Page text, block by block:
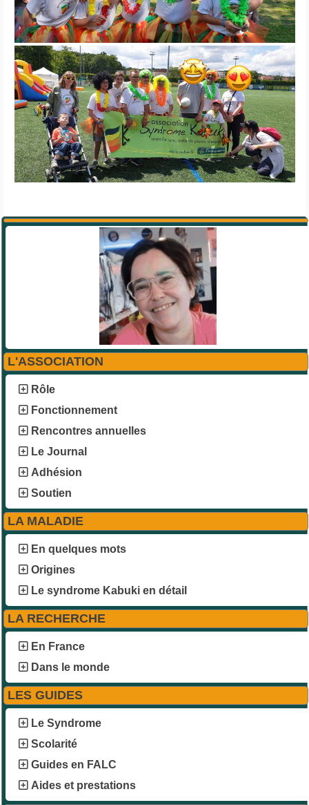
L'ASSOCIATION
Rôle
Fonctionnement
Rencontres annuelles
Le Journal
Adhésion
Soutien
LA MALADIE
En quelques mots
Origines
Le syndrome Kabuki en détail
LA RECHERCHE
En France
Dans le monde
LES GUIDES
Le Syndrome
Scolarité
Guides en FALC
Aides et prestations